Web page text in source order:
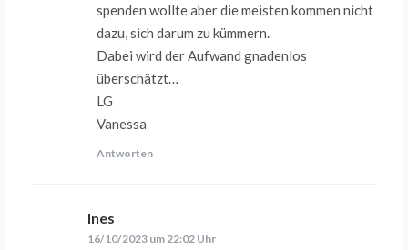
spenden wollte aber die meisten kommen nicht
dazu, sich darum zu kümmern.
Dabei wird der Aufwand gnadenlos
überschätzt…
LG
Vanessa
Antworten
Ines
16/10/2023 um 22:02 Uhr